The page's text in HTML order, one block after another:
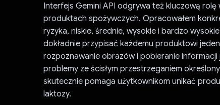
Interfejs Gemini API odgrywa też kluczową
produktach spożywczych. Opracowałem
ryzyka, niskie, średnie, wysokie i bardzo
dokładnie przypisać każdemu produktowi
rozpoznawanie obrazów i pobieranie
problemy ze ścisłym przestrzeganiem
skutecznie pomaga użytkownikom unikać
laktozy.